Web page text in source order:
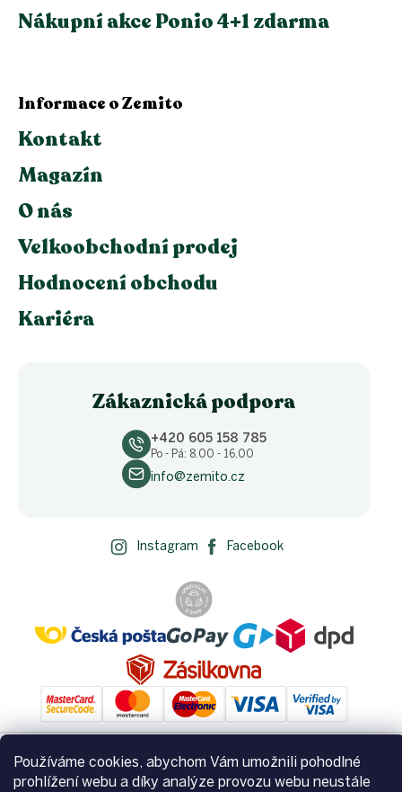
Používáme cookies, abychom Vám umožnili pohodlné
prohlížení webu a díky analýze provozu webu neustále
Nákupní akce Ponio 4+1 zdarma
Informace o Zemito
Kontakt
Magazín
O nás
Velkoobchodní prodej
Hodnocení obchodu
Kariéra
Zákaznická podpora
+420 605 158 785
Po - Pá: 8.00 - 16.00
info@zemito.cz
Instagram Facebook
Vytvořil Shoptet